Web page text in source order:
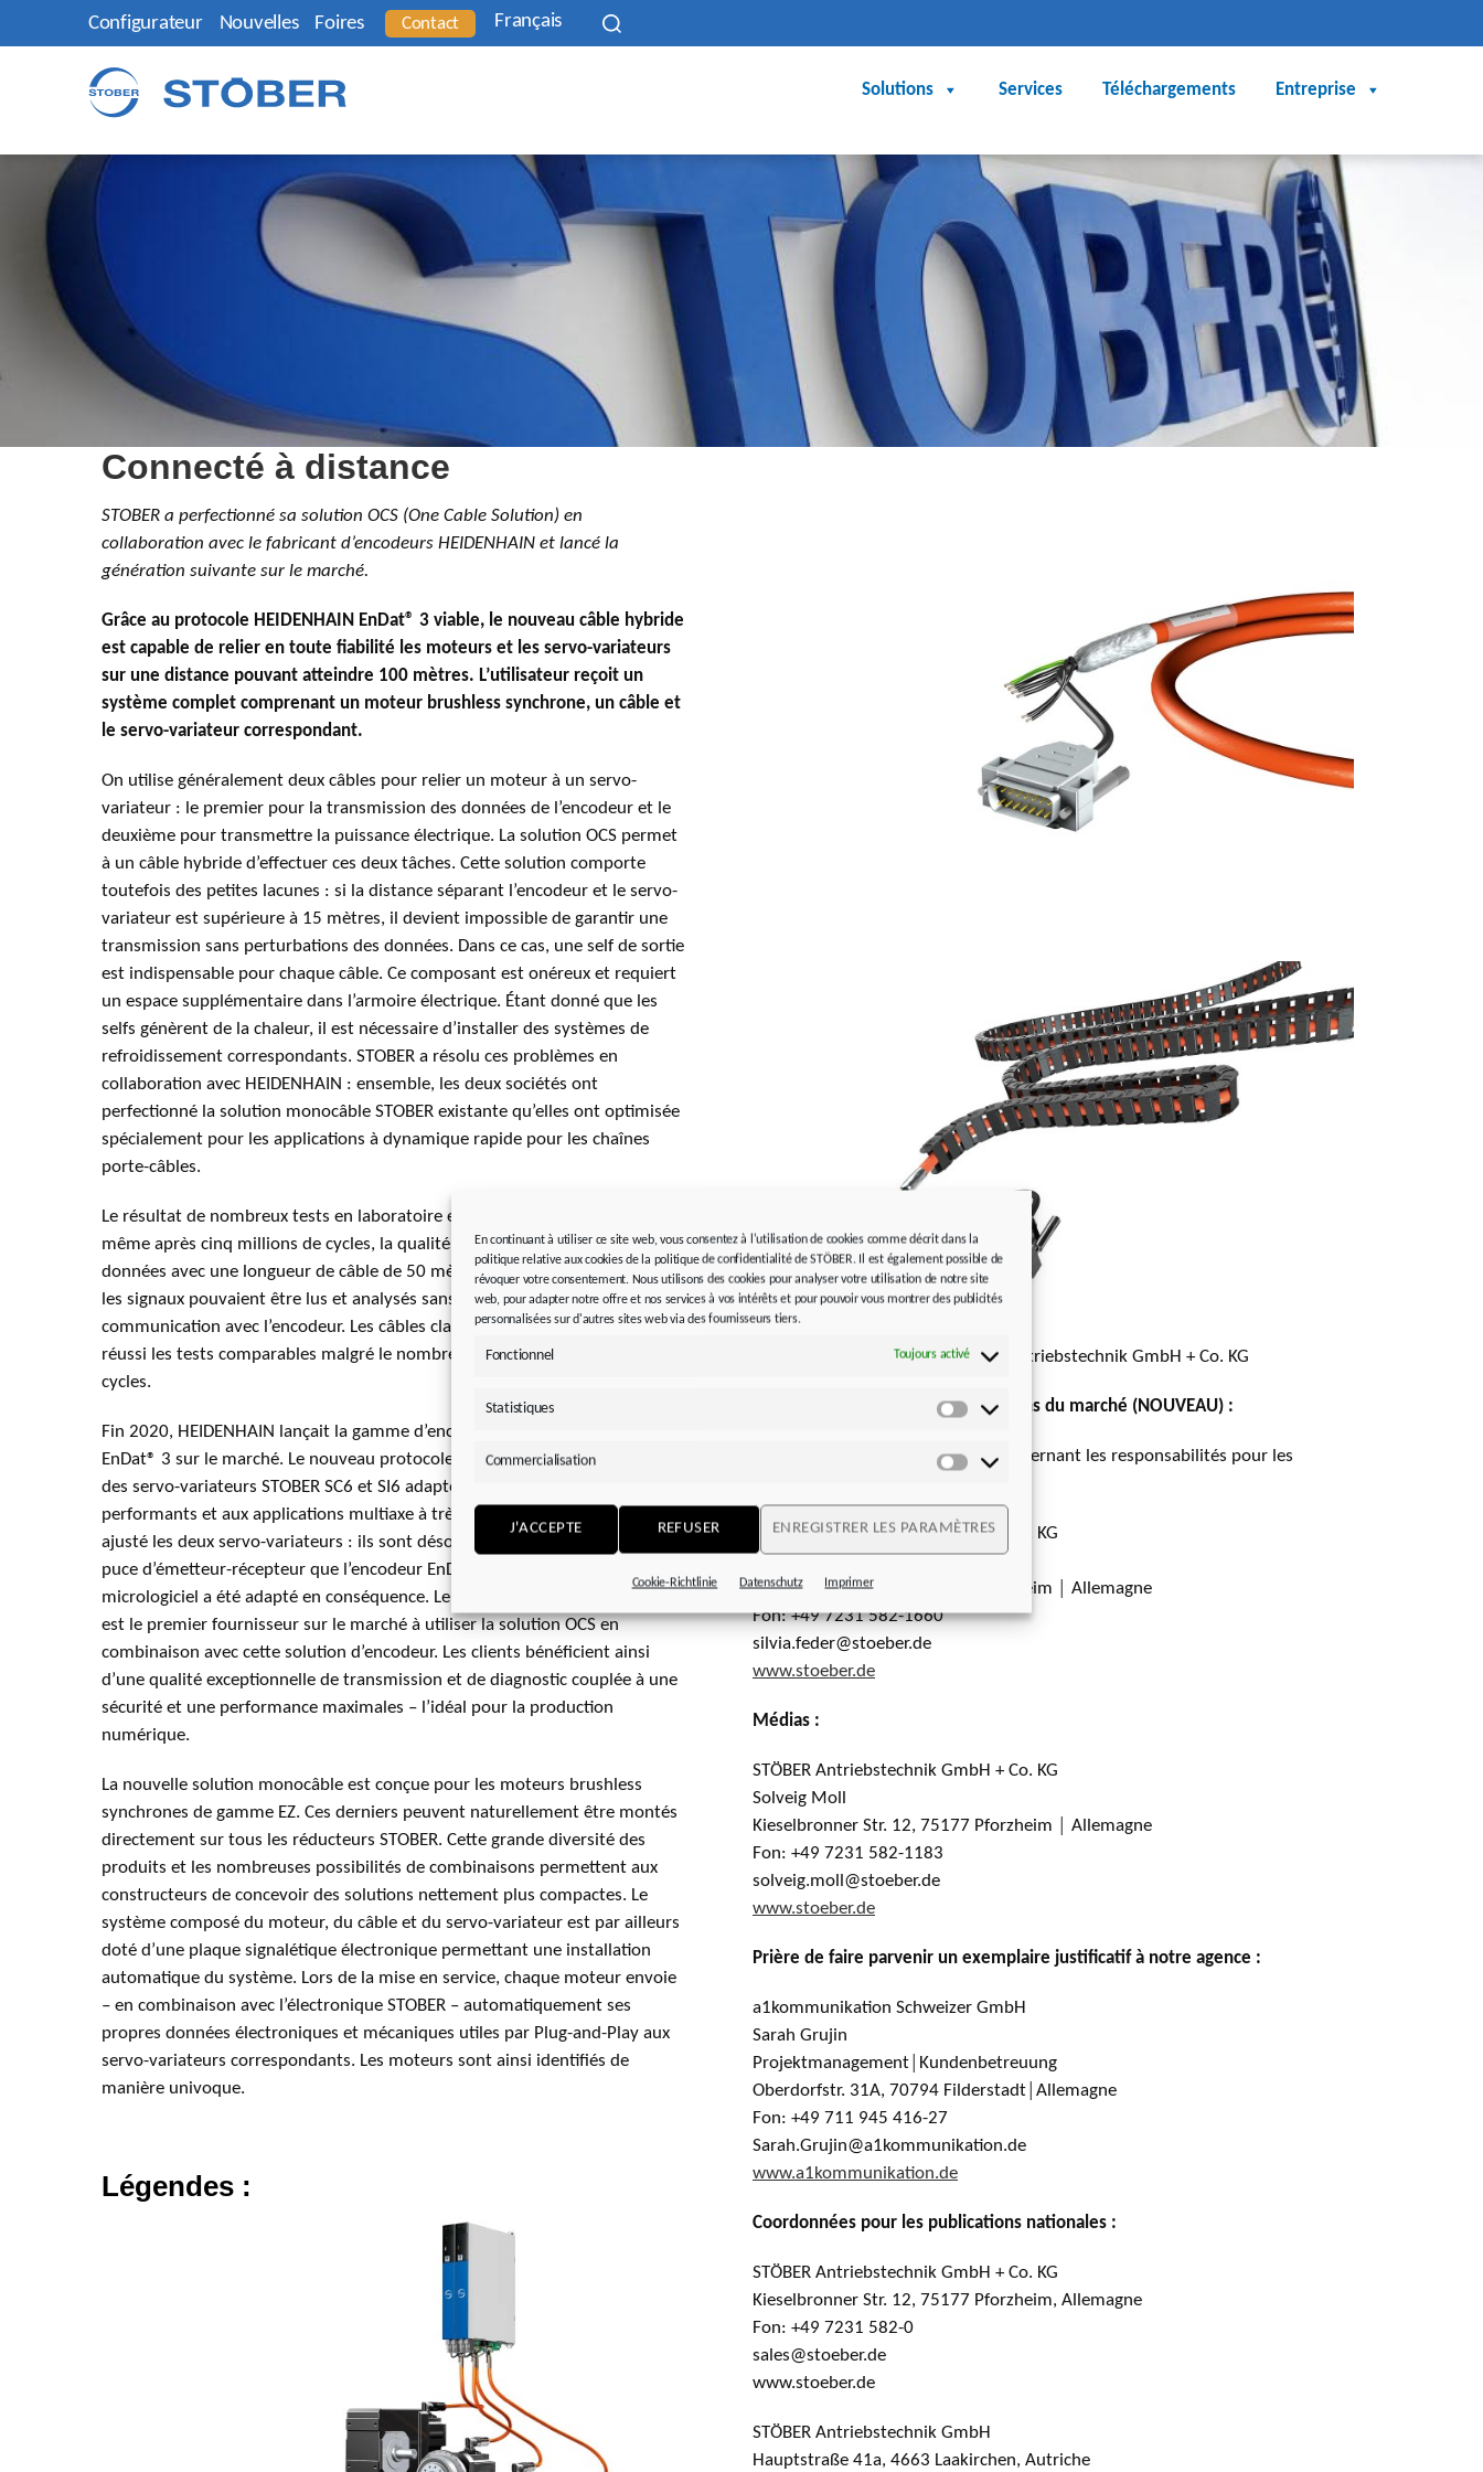
En continuant à utiliser ce site web, vous consentez à l'utilisation de cookies comme décrit dans la
politique relative aux cookies de la politique de confidentialité de STÖBER. Il est également possible de
révoquer votre consentement. Nous utilisons des cookies pour analyser votre utilisation de notre site
web, pour adapter notre offre et nos services à vos intérêts et pour pouvoir vous montrer des publicités
personnalisées sur d'autres sites web via des fournisseurs tiers.
Fonctionnel Toujours activé
Statistiques
Statistiques
Commercialisation
Commercialisation
J'ACCEPTE REFUSER ENREGISTRER LES PARAMÈTRES
Cookie-Richtlinie Datenschutz Imprimer
Configurateur Nouvelles Foires Contact Français
Solutions Services Téléchargements Entreprise
Connecté à distance
STOBER a perfectionné sa solution OCS (One Cable Solution) en
collaboration avec le fabricant d’encodeurs HEIDENHAIN et lancé la
génération suivante sur le marché.
Grâce au protocole HEIDENHAIN EnDat® 3 viable, le nouveau câble hybride
est capable de relier en toute fiabilité les moteurs et les servo-variateurs
sur une distance pouvant atteindre 100 mètres. L’utilisateur reçoit un
système complet comprenant un moteur brushless synchrone, un câble et
le servo-variateur correspondant.
On utilise généralement deux câbles pour relier un moteur à un servo-
variateur : le premier pour la transmission des données de l’encodeur et le
deuxième pour transmettre la puissance électrique. La solution OCS permet
à un câble hybride d’effectuer ces deux tâches. Cette solution comporte
toutefois des petites lacunes : si la distance séparant l’encodeur et le servo-
variateur est supérieure à 15 mètres, il devient impossible de garantir une
transmission sans perturbations des données. Dans ce cas, une self de sortie
est indispensable pour chaque câble. Ce composant est onéreux et requiert
un espace supplémentaire dans l’armoire électrique. Étant donné que les
selfs génèrent de la chaleur, il est nécessaire d’installer des systèmes de
refroidissement correspondants. STOBER a résolu ces problèmes en
collaboration avec HEIDENHAIN : ensemble, les deux sociétés ont
perfectionné la solution monocâble STOBER existante qu’elles ont optimisée
spécialement pour les applications à dynamique rapide pour les chaînes
porte-câbles.
Le résultat de nombreux tests en laboratoire en fonctionnement continu :
même après cinq millions de cycles, la qualité de la transmission des
données avec une longueur de câble de 50 mètres était si bonne que tous
les signaux pouvaient être lus et analysés sans la moindre erreur dans la
communication avec l’encodeur. Les câbles classiques, quant à eux, n’ont pas
réussi les tests comparables malgré le nombre nettement inférieur de
cycles.
Fin 2020, HEIDENHAIN lançait la gamme d’encodeurs EQI1131 E30-R2
EnDat® 3 sur le marché. Le nouveau protocole prend en charge la structure
des servo-variateurs STOBER SC6 et SI6 adaptés aux systèmes très
performants et aux applications multiaxe à très haute efficacité. STOBER a
ajusté les deux servo-variateurs : ils sont désormais équipés de la même
puce d’émetteur-récepteur que l’encodeur EnDat® 3. Par ailleurs, le
micrologiciel a été adapté en conséquence. Le spécialiste des entraînements
est le premier fournisseur sur le marché à utiliser la solution OCS en
combinaison avec cette solution d’encodeur. Les clients bénéficient ainsi
d’une qualité exceptionnelle de transmission et de diagnostic couplée à une
sécurité et une performance maximales – l’idéal pour la production
numérique.
La nouvelle solution monocâble est conçue pour les moteurs brushless
synchrones de gamme EZ. Ces derniers peuvent naturellement être montés
directement sur tous les réducteurs STOBER. Cette grande diversité des
produits et les nombreuses possibilités de combinaisons permettent aux
constructeurs de concevoir des solutions nettement plus compactes. Le
système composé du moteur, du câble et du servo-variateur est par ailleurs
doté d’une plaque signalétique électronique permettant une installation
automatique du système. Lors de la mise en service, chaque moteur envoie
– en combinaison avec l’électronique STOBER – automatiquement ses
propres données électroniques et mécaniques utiles par Plug-and-Play aux
servo-variateurs correspondants. Les moteurs sont ainsi identifiés de
manière univoque.
Légendes :
Crédit photographique :STÖBER Antriebstechnik GmbH + Co. KG
Contact presse, rédaction/évolutions du marché (NOUVEAU) :
Veuillez noter les modifications concernant les responsabilités pour les
STÖBER Antriebstechnik GmbH + Co. KG
Silvia Feder
Kieselbronner Str. 12, 75177 Pforzheim │ Allemagne
Fon: +49 7231 582-1660
silvia.feder@stoeber.de
www.stoeber.de
Médias :
STÖBER Antriebstechnik GmbH + Co. KG
Solveig Moll
Kieselbronner Str. 12, 75177 Pforzheim │ Allemagne
Fon: +49 7231 582-1183
solveig.moll@stoeber.de
www.stoeber.de
Prière de faire parvenir un exemplaire justificatif à notre agence :
a1kommunikation Schweizer GmbH
Sarah Grujin
Projektmanagement│Kundenbetreuung
Oberdorfstr. 31A, 70794 Filderstadt│Allemagne
Fon: +49 711 945 416-27
Sarah.Grujin@a1kommunikation.de
www.a1kommunikation.de
Coordonnées pour les publications nationales :
STÖBER Antriebstechnik GmbH + Co. KG
Kieselbronner Str. 12, 75177 Pforzheim, Allemagne
Fon: +49 7231 582-0
sales@stoeber.de
www.stoeber.de
STÖBER Antriebstechnik GmbH
Hauptstraße 41a, 4663 Laakirchen, Autriche